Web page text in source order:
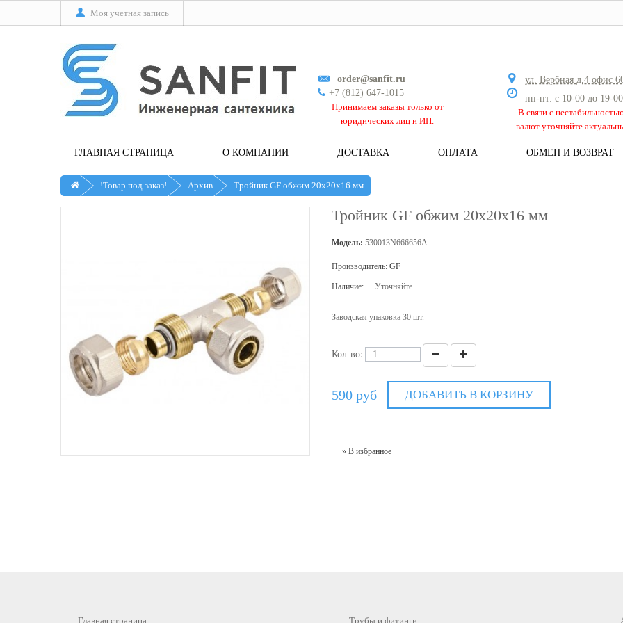
Моя учетная запись
order@sanfit.ru
+7 (812) 647-1015
Принимаем заказы только от
юридических лиц и ИП.
ул. Вербная д.4 офис
пн-пт: с 10-00 до 19-00
В связи с
валют уточняйте
ГЛАВНАЯ СТРАНИЦА О КОМПАНИИ ДОСТАВКА ОПЛАТА ОБМЕН И ВОЗВРАТ
!Товар под заказ! Архив Тройник GF обжим 20х20х16 мм
Тройник GF обжим 20х20х16 мм
Модель: 530013N666656A
Производитель: GF
Наличие: Уточняйте
Заводская упаковка 30 шт.
Кол-во:
590 руб ДОБАВИТЬ В КОРЗИНУ
» В избранное
Главная страница Трубы и фитинги